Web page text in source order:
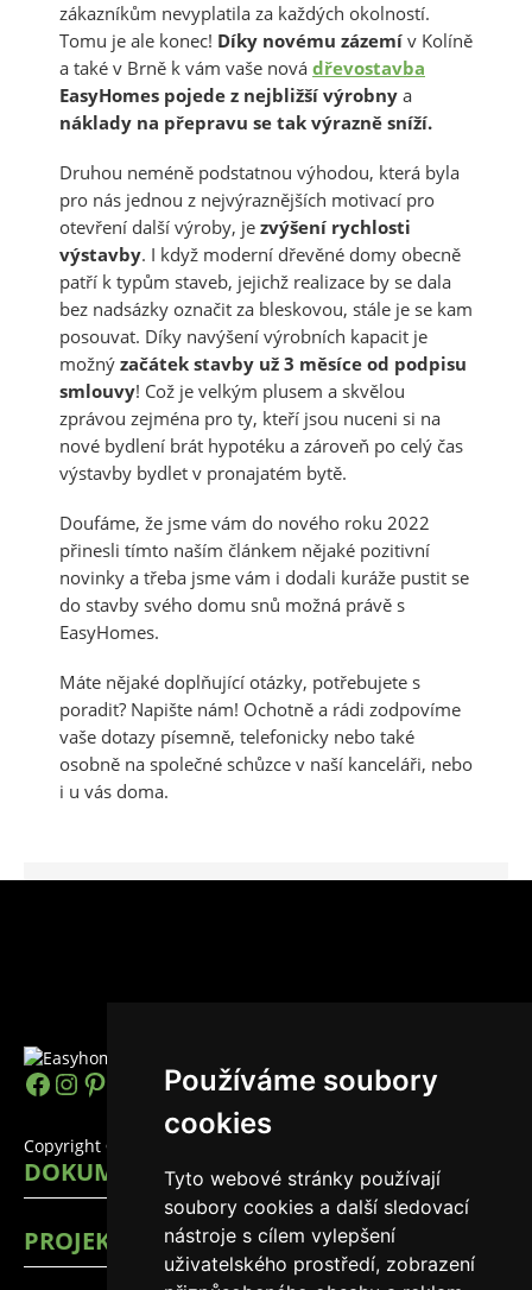
Používáme soubory
cookies
Tyto webové stránky používají
soubory cookies a další sledovací
nástroje s cílem vylepšení
uživatelského prostředí, zobrazení
zákazníkům nevyplatila za každých okolností.
Tomu je ale konec! Díky novému zázemí v Kolíně
a také v Brně k vám vaše nová dřevostavba
EasyHomes pojede z nejbližší výrobny a
náklady na přepravu se tak výrazně sníží.
Druhou neméně podstatnou výhodou, která byla
pro nás jednou z nejvýraznějších motivací pro
otevření další výroby, je zvýšení rychlosti
výstavby. I když moderní dřevěné domy obecně
patří k typům staveb, jejichž realizace by se dala
bez nadsázky označit za bleskovou, stále je se kam
posouvat. Díky navýšení výrobních kapacit je
možný začátek stavby už 3 měsíce od podpisu
smlouvy! Což je velkým plusem a skvělou
zprávou zejména pro ty, kteří jsou nuceni si na
nové bydlení brát hypotéku a zároveň po celý čas
výstavby bydlet v pronajatém bytě.
Doufáme, že jsme vám do nového roku 2022
přinesli tímto naším článkem nějaké pozitivní
novinky a třeba jsme vám i dodali kuráže pustit se
do stavby svého domu snů možná právě s
EasyHomes.
Máte nějaké doplňující otázky, potřebujete s
poradit? Napište nám! Ochotně a rádi zodpovíme
vaše dotazy písemně, telefonicky nebo také
osobně na společné schůzce v naší kanceláři, nebo
i u vás doma.
https://www.facebook.com/
Instagram
Pinterest
YouTube
LinkedIn
TikTok
Copyright © 2026 EasyHomes
DOKUMENTY
PROJEKTY